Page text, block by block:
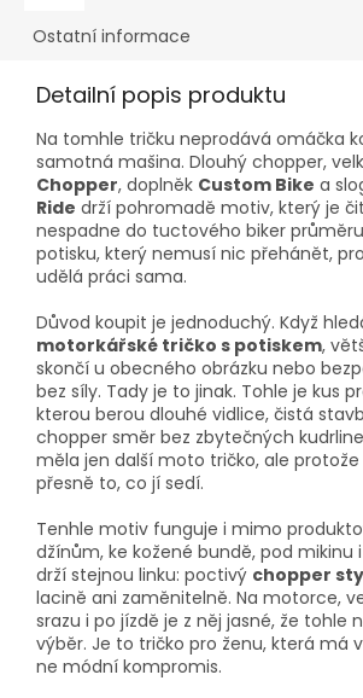
Ostatní informace
Detailní popis produktu
Na tomhle tričku neprodává omáčka
samotná mašina. Dlouhý chopper,
Chopper, doplněk Custom Bike a
Ride drží pohromadě motiv, který je
nespadne do tuctového biker
potisku, který nemusí nic přehánět,
udělá práci sama.
Důvod koupit je jednoduchý. Když
motorkářské tričko s potiskem,
skončí u obecného obrázku nebo
bez síly. Tady je to jinak. Tohle je kus
kterou berou dlouhé vidlice, čistá
chopper směr bez zbytečných
měla jen další moto tričko, ale
přesně to, co jí sedí.
Tenhle motiv funguje i mimo
džínům, ke kožené bundě, pod mikinu
drží stejnou linku: poctivý chopper
lacině ani zaměnitelně. Na motorce,
srazu i po jízdě je z něj jasné, že tohle
výběr. Je to tričko pro ženu, která má
ne módní kompromis.